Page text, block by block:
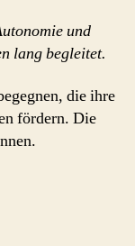
und
lang begleitet.
die ihre
fördern. Die